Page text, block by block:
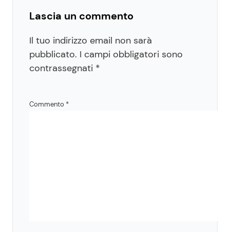
Lascia un commento
Il tuo indirizzo email non sarà
pubblicato. I campi obbligatori sono
contrassegnati *
Commento *